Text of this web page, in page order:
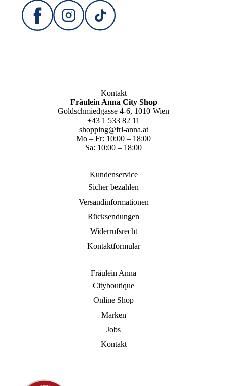
Kontakt
Fräulein Anna City Shop
Goldschmiedgasse 4-6, 1010 Wien
+43 1 533 82 11
shopping@frl-anna.at
Mo – Fr: 10:00 – 18:00
Sa: 10:00 – 18:00
Kundenservice
Sicher bezahlen
Versandinformationen
Rücksendungen
Widerrufsrecht
Kontaktformular
Fräulein Anna
Cityboutique
Online Shop
Marken
Jobs
Kontakt